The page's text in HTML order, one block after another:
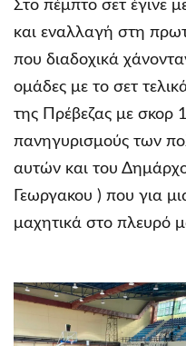
Στο πέμπτο σετ έγινε
και εναλλαγή στη
που διαδοχικά
ομάδες με το σετ
της Πρέβεζας με σκορ
πανηγυρισμούς των
αυτών και του
Γεωργακου ) που για
μαχητικά στο πλευρό